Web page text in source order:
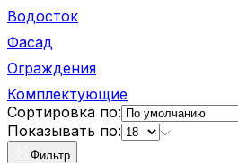
Водосток
Фасад
Ограждения
Комплектующие
Сортировка по:
Показывать по:
Фильтр